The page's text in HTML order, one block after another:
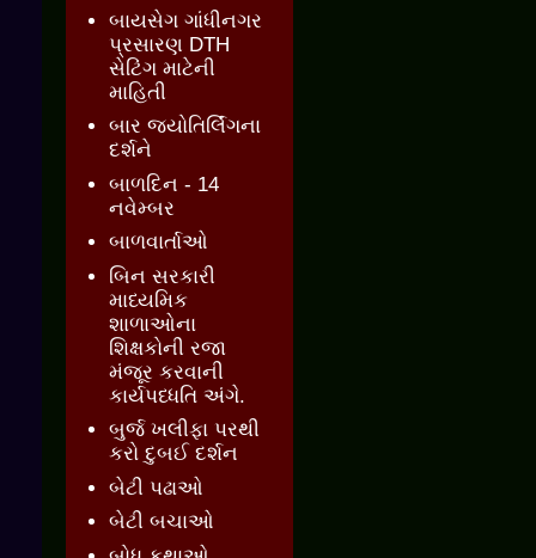
બાયસેગ ગાંધીનગર
પ્રસારણ DTH
સેટિંગ માટેની
માહિતી
બાર જ્‍યોતિર્લિંગના
દર્શને
બાળદિન - 14
નવેમ્બર
બાળવાર્તાઓ
બિન સરકારી
માધ્યમિક
શાળાઓના
શિક્ષકોની રજા
મંજૂર કરવાની
કાર્યપધ્ધતિ અંગે.
બુર્જ ખલીફા પરથી
કરો દુબઈ દર્શન
બેટી પઢાઓ
બેટી બચાઓ